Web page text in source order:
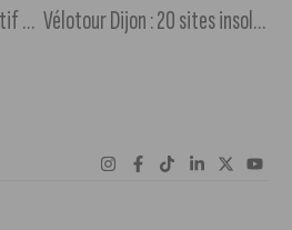
Coupe du Monde : dispositif de sécurité pour la retransmission de la finale France-Croatie Vélotour Dijon : 20 sites insolites à découvrir à vélo le 2 septembre !